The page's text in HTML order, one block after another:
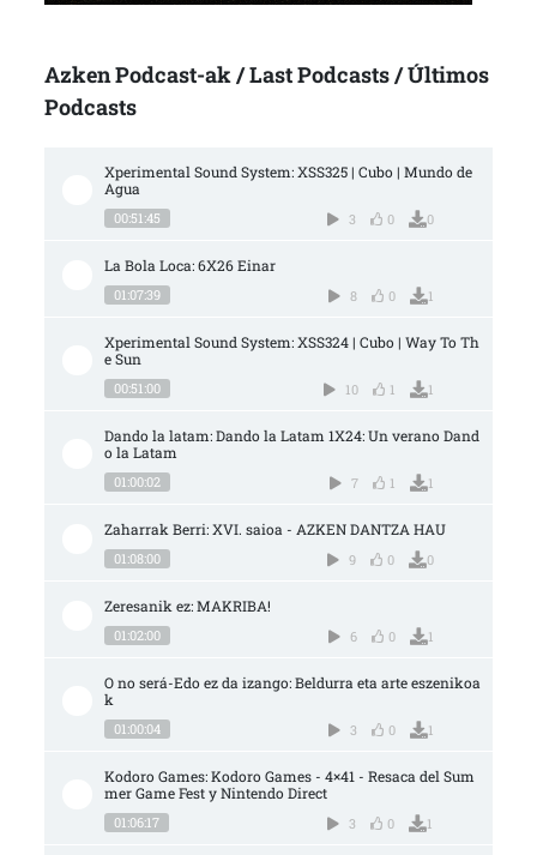
Azken Podcast-ak / Last Podcasts / Últimos
Podcasts
Xperimental Sound System: XSS325 | Cubo | Mundo de
Agua
00:51:45 3 0 0
La Bola Loca: 6X26 Einar
01:07:39 8 0 1
Xperimental Sound System: XSS324 | Cubo | Way To Th
e Sun
00:51:00 10 1 1
Dando la latam: Dando la Latam 1X24: Un verano Dand
o la Latam
01:00:02 7 1 1
Zaharrak Berri: XVI. saioa - AZKEN DANTZA HAU
01:08:00 9 0 0
Zeresanik ez: MAKRIBA!
01:02:00 6 0 1
O no será-Edo ez da izango: Beldurra eta arte eszenikoa
k
01:00:04 3 0 1
Kodoro Games: Kodoro Games - 4×41 - Resaca del Sum
mer Game Fest y Nintendo Direct
01:06:17 3 0 1